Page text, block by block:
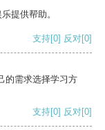
提供帮助。
支持[0] 反对[0]
的需求选择学习方
支持[0] 反对[0]